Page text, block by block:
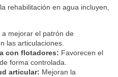
rehabilitación en agua incluyen,
a mejorar el patrón de
las articulaciones.
con flotadores: Favorecen el
forma controlada.
articular: Mejoran la